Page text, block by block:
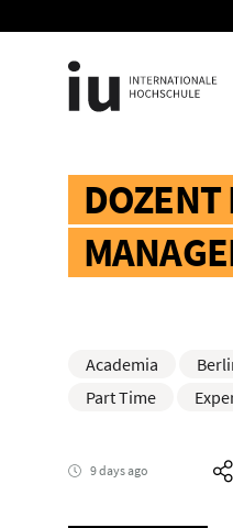
Academia
Part Time
9 days ago